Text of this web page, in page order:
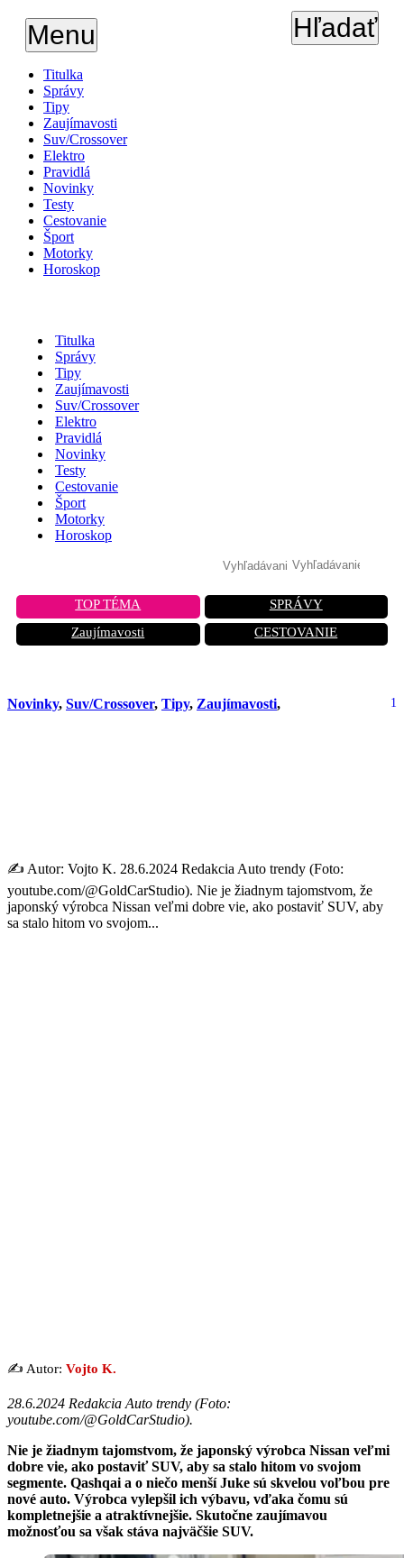
Menu Hľadať
Titulka
Správy
Tipy
Zaujímavosti
Suv/Crossover
Elektro
Pravidlá
Novinky
Testy
Cestovanie
Šport
Motorky
Horoskop
Titulka
Správy
Tipy
Zaujímavosti
Suv/Crossover
Elektro
Pravidlá
Novinky
Testy
Cestovanie
Šport
Motorky
Horoskop
TOP TÉMA
SPRÁVY
Zaujímavosti
CESTOVANIE
Novinky, Suv/Crossover, Tipy, Zaujímavosti, 1
✍️ Autor: Vojto K. 28.6.2024 Redakcia Auto trendy (Foto:
youtube.com/@GoldCarStudio). Nie je žiadnym tajomstvom, že
japonský výrobca Nissan veľmi dobre vie, ako postaviť SUV, aby
sa stalo hitom vo svojom...
✍️ Autor: Vojto K.
28.6.2024 Redakcia Auto trendy (Foto:
youtube.com/@GoldCarStudio).
Nie je žiadnym tajomstvom, že japonský výrobca Nissan veľmi
dobre vie, ako postaviť SUV, aby sa stalo hitom vo svojom
segmente. Qashqai a o niečo menší Juke sú skvelou voľbou pre
nové auto. Výrobca vylepšil ich výbavu, vďaka čomu sú
kompletnejšie a atraktívnejšie. Skutočne zaujímavou
možnosťou sa však stáva najväčšie SUV.